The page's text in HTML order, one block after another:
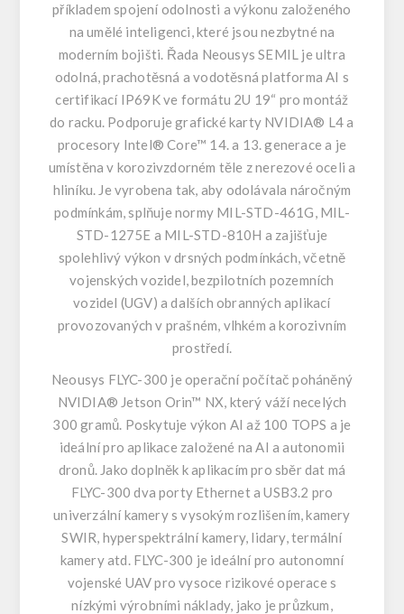
příkladem spojení odolnosti a výkonu založeného
na umělé inteligenci, které jsou nezbytné na
moderním bojišti. Řada Neousys SEMIL je ultra
odolná, prachotěsná a vodotěsná platforma AI s
certifikací IP69K ve formátu 2U 19“ pro montáž
do racku. Podporuje grafické karty NVIDIA® L4 a
procesory Intel® Core™ 14. a 13. generace a je
umístěna v korozivzdorném těle z nerezové oceli a
hliníku. Je vyrobena tak, aby odolávala náročným
podmínkám, splňuje normy MIL-STD-461G, MIL-
STD-1275E a MIL-STD-810H a zajišťuje
spolehlivý výkon v drsných podmínkách, včetně
vojenských vozidel, bezpilotních pozemních
vozidel (UGV) a dalších obranných aplikací
provozovaných v prašném, vlhkém a korozivním
prostředí.
Neousys FLYC-300 je operační počítač poháněný
NVIDIA® Jetson Orin™ NX, který váží necelých
300 gramů. Poskytuje výkon AI až 100 TOPS a je
ideální pro aplikace založené na AI a autonomii
dronů. Jako doplněk k aplikacím pro sběr dat má
FLYC-300 dva porty Ethernet a USB3.2 pro
univerzální kamery s vysokým rozlišením, kamery
SWIR, hyperspektrální kamery, lidary, termální
kamery atd. FLYC-300 je ideální pro autonomní
vojenské UAV pro vysoce rizikové operace s
nízkými výrobními náklady, jako je průzkum,